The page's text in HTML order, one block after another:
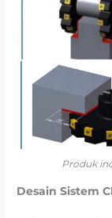
Produk
Desain Sistem